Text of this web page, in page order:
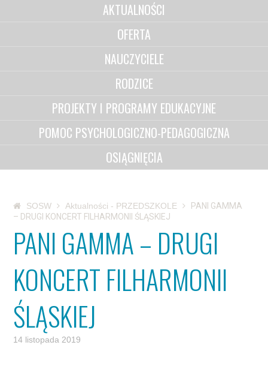
AKTUALNOŚCI
OFERTA
NAUCZYCIELE
RODZICE
PROJEKTY I PROGRAMY EDUKACYJNE
POMOC PSYCHOLOGICZNO-PEDAGOGICZNA
OSIĄGNIĘCIA
SOSW Aktualności - PRZEDSZKOLE
PANI GAMMA
– DRUGI KONCERT FILHARMONII ŚLĄSKIEJ
PANI GAMMA – DRUGI
KONCERT FILHARMONII
ŚLĄSKIEJ
14 listopada 2019